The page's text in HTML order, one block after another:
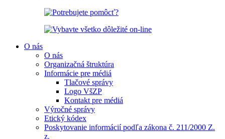
O nás
O nás
Organizačná štruktúra
Informácie pre médiá
Tlačové správy
Logo VšZP
Kontakt pre médiá
Výročné správy
Etický kódex
Poskytovanie informácií podľa zákona č. 211/2000 Z.
z.